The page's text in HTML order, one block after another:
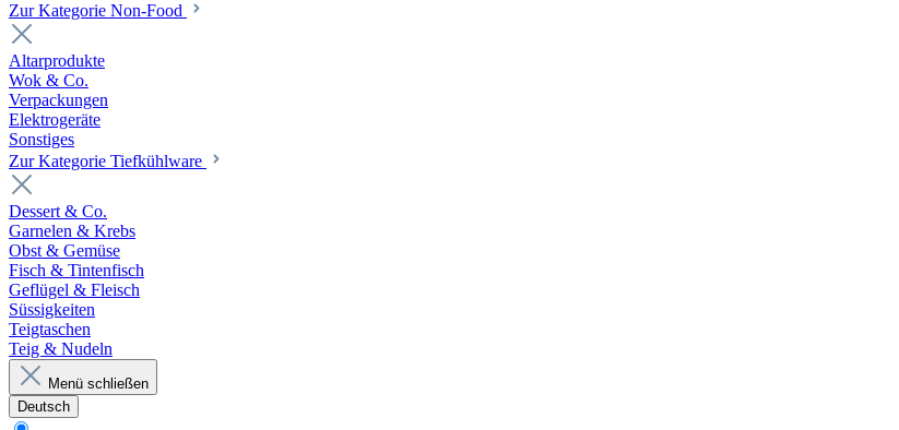
Zur Kategorie Non-Food
Altarprodukte
Wok & Co.
Verpackungen
Elektrogeräte
Sonstiges
Zur Kategorie Tiefkühlware
Dessert & Co.
Garnelen & Krebs
Obst & Gemüse
Fisch & Tintenfisch
Geflügel & Fleisch
Süssigkeiten
Teigtaschen
Teig & Nudeln
Menü schließen
Deutsch